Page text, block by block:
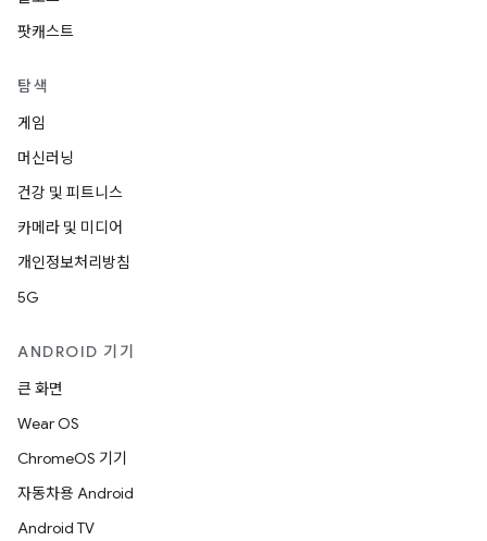
팟캐스트
탐색
게임
머신러닝
건강 및 피트니스
카메라 및 미디어
개인정보처리방침
5G
ANDROID 기기
큰 화면
Wear OS
ChromeOS 기기
자동차용 Android
Android TV